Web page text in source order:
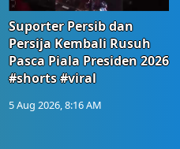
Suporter Persib dan
Persija Kembali Rusuh
Pasca Piala Presiden 2026
#shorts #viral
5 Aug 2026, 8:16 AM